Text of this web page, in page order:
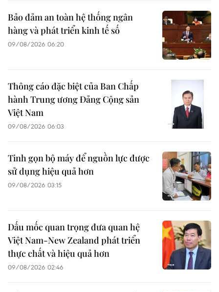
Bảo đảm an toàn hệ thống ngân
hàng và phát triển kinh tế số
09/08/2026 06:20
Thông cáo đặc biệt của Ban Chấp
hành Trung ương Đảng Cộng sản
Việt Nam
09/08/2026 06:03
Tinh gọn bộ máy để nguồn lực được
sử dụng hiệu quả hơn
09/08/2026 03:15
Dấu mốc quan trọng đưa quan hệ
Việt Nam-New Zealand phát triển
thực chất và hiệu quả hơn
09/08/2026 02:46